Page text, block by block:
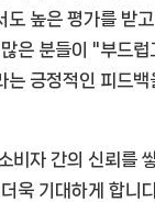
높은 평가를 받
은 분들이 "부드
긍정적인 피드백
비자 간의 신뢰를
욱 기대하게 합니